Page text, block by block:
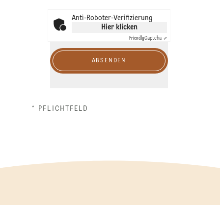
Anti-Roboter-Verifizierung
Hier klicken
FriendlyCaptcha ⇗
ABSENDEN
* PFLICHTFELD